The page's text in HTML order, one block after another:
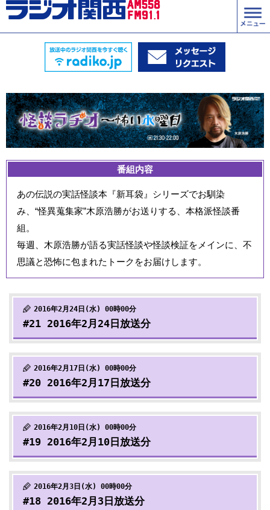
番組内容
あの伝説の実話怪談本『新耳袋』シリーズでお馴染
み、“怪異蒐集家”木原浩勝がお送りする、本格派怪談番
組。
毎週、木原浩勝が語る実話怪談や怪談検証をメインに、不
思議と恐怖に包まれたトークをお届けします。
2016年2月24日(水) 00時00分
#21 2016年2月24日放送分
2016年2月17日(水) 00時00分
#20 2016年2月17日放送分
2016年2月10日(水) 00時00分
#19 2016年2月10日放送分
2016年2月3日(水) 00時00分
#18 2016年2月3日放送分